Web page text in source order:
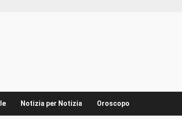
Notizia per Notizia Oroscopo